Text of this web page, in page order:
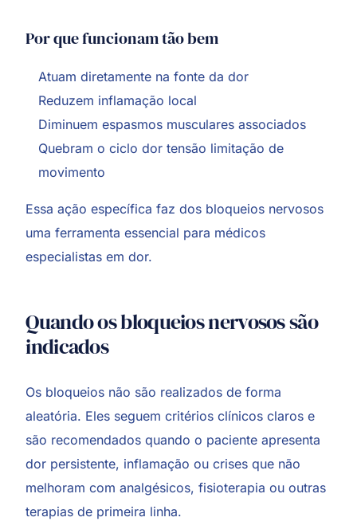
Por que funcionam tão bem
Atuam diretamente na fonte da dor
Reduzem inflamação local
Diminuem espasmos musculares associados
Quebram o ciclo dor tensão limitação de
movimento
Essa ação específica faz dos bloqueios nervosos
uma ferramenta essencial para médicos
especialistas em dor.
Quando os bloqueios nervosos são
indicados
Os bloqueios não são realizados de forma
aleatória. Eles seguem critérios clínicos claros e
são recomendados quando o paciente apresenta
dor persistente, inflamação ou crises que não
melhoram com analgésicos,fisioterapiaou outras
terapias de primeira linha.